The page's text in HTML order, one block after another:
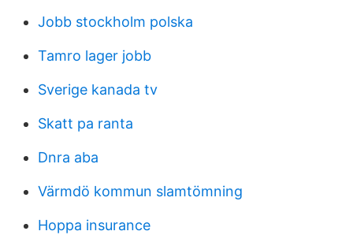
Jobb stockholm polska
Tamro lager jobb
Sverige kanada tv
Skatt pa ranta
Dnra aba
Värmdö kommun slamtömning
Hoppa insurance